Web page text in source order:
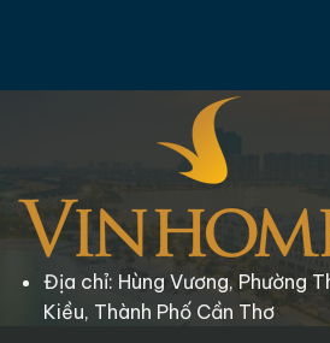
Địa chỉ: Hùng Vương, Phường
Kiều, Thành Phố Cần Thơ